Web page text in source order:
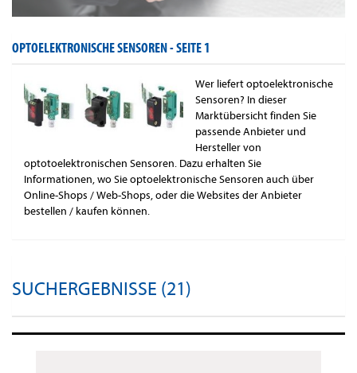
OPTOELEKTRONISCHE SENSOREN -SEITE 1
Wer liefert optoelektronische
Sensoren? In dieser
Marktübersicht finden Sie
passende Anbieter und
Hersteller von
optotoelektronischen Sensoren. Dazu erhalten Sie
Informationen, wo Sie optoelektronische Sensoren auch über
Online-Shops / Web-Shops, oder die Websites der Anbieter
bestellen / kaufen können.
SUCHERGEBNISSE (21)